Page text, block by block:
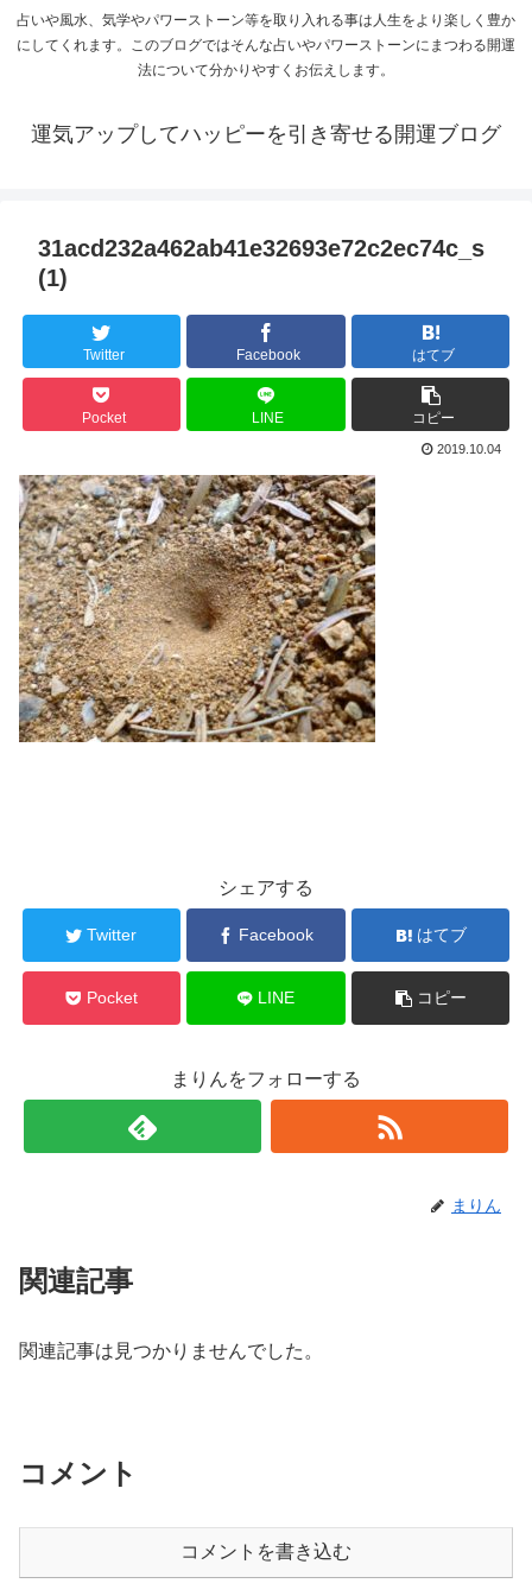
占いや風水、気学やパワーストーン等を取り入れる事は人生をより楽しく豊か
にしてくれます。このブログではそんな占いやパワーストーンにまつわる開運
法について分かりやすくお伝えします。
運気アップしてハッピーを引き寄せる開運ブログ
31acd232a462ab41e32693e72c2ec74c_s
(1)
Twitter Facebook はてブ
Pocket LINE コピー
2019.10.04
シェアする
Twitter Facebook はてブ
Pocket LINE コピー
まりんをフォローする
まりん
関連記事
関連記事は見つかりませんでした。
コメント
コメントを書き込む